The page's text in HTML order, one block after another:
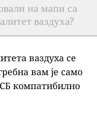
на мапи са
ваздуха?
ваздуха се
вам је само
компатибилно